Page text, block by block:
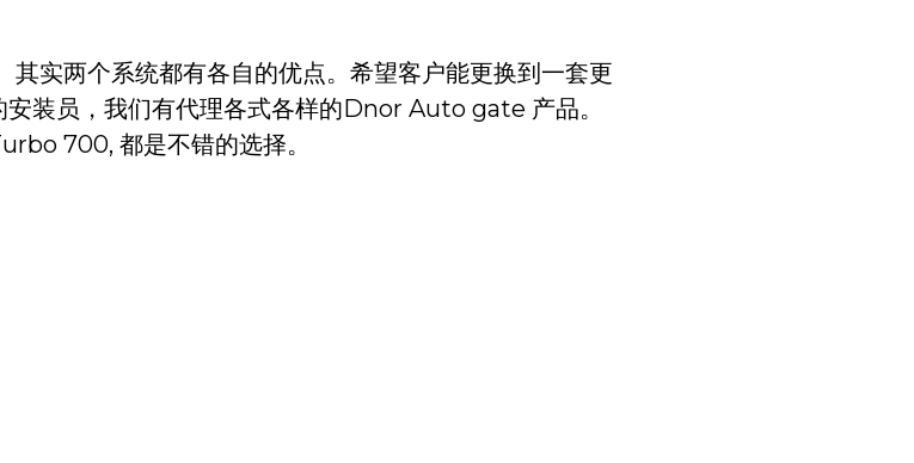
两个系统都有各自的优点。希望客户能更换到一套更
装员，我们有代理各式各样的Dnor Auto gate 产品。
700, 都是不错的选择。